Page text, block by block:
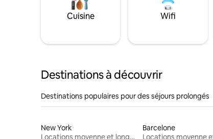
Cuisine Wifi
Destinations à découvrir
Destinations populaires pour des séjours prolongés
New York
Locations moyenne et longue durée
Barcelone